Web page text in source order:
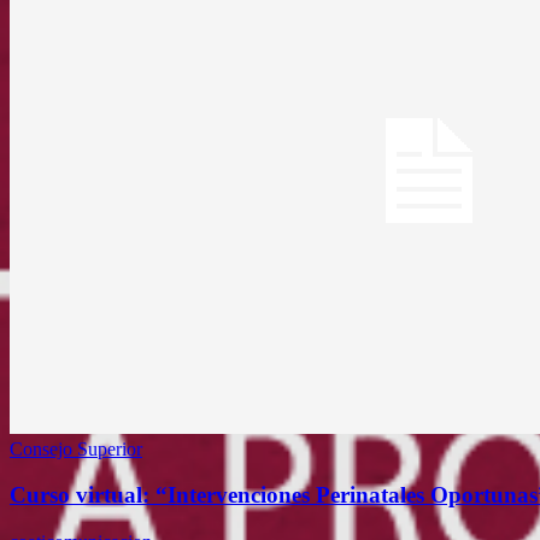
Consejo Superior
Curso virtual: “Intervenciones Perinatales